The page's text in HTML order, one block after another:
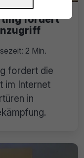
fordert
2 Min.
fordert die
im Internet
in